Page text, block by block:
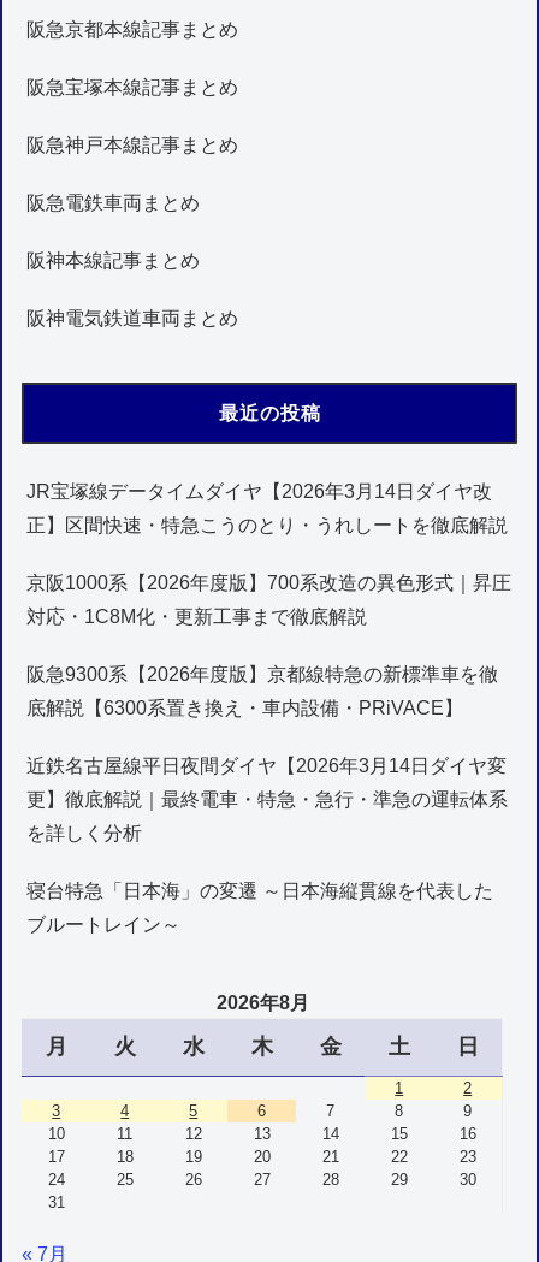
阪急京都本線記事まとめ
阪急宝塚本線記事まとめ
阪急神戸本線記事まとめ
阪急電鉄車両まとめ
阪神本線記事まとめ
阪神電気鉄道車両まとめ
最近の投稿
JR宝塚線データイムダイヤ【2026年3月14日ダイヤ改
正】区間快速・特急こうのとり・うれしートを徹底解説
京阪1000系【2026年度版】700系改造の異色形式｜昇圧
対応・1C8M化・更新工事まで徹底解説
阪急9300系【2026年度版】京都線特急の新標準車を徹
底解説【6300系置き換え・車内設備・PRiVACE】
近鉄名古屋線平日夜間ダイヤ【2026年3月14日ダイヤ変
更】徹底解説｜最終電車・特急・急行・準急の運転体系
を詳しく分析
寝台特急「日本海」の変遷 ～日本海縦貫線を代表した
ブルートレイン～
2026年8月
月 火 水 木 金 土 日
1
2
3
4 5 6 7 8
9
10
11 12 13 14 15
16
17
18 19 20 21 22
23
24
25 26 27 28 29
30
31
« 7月